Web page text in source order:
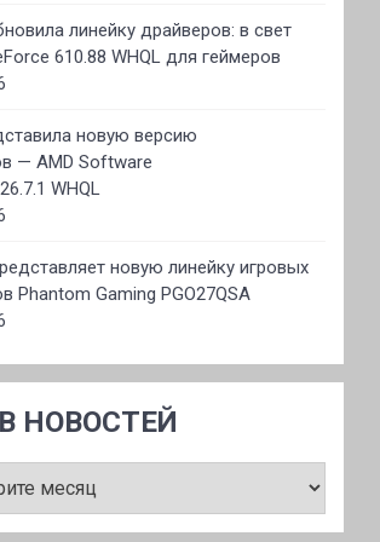
линейку драйверов: в свет
610.88 WHQL для геймеров
новую версию
— AMD Software
WHQL
новую линейку игровых
Phantom Gaming PGO27QSA
НОВОСТЕЙ